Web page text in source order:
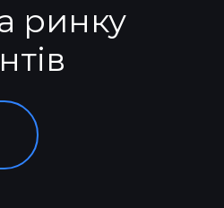
ринку